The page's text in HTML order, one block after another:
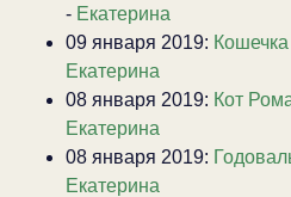
- Екатерина
09 января 2019:
Екатерина
08 января 2019: Кот
Екатерина
08 января 2019:
Екатерина